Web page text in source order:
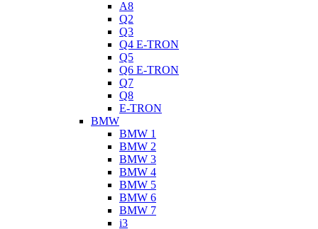
A8
Q2
Q3
Q4 E-TRON
Q5
Q6 E-TRON
Q7
Q8
E-TRON
BMW
BMW 1
BMW 2
BMW 3
BMW 4
BMW 5
BMW 6
BMW 7
i3